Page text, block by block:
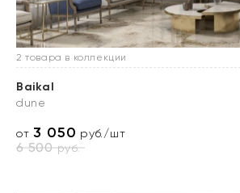
2 товара в коллекции
Baikal
dune
от3 050 руб./шт
6 500руб.